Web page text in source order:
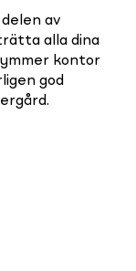
av
alla dina
kontor
god